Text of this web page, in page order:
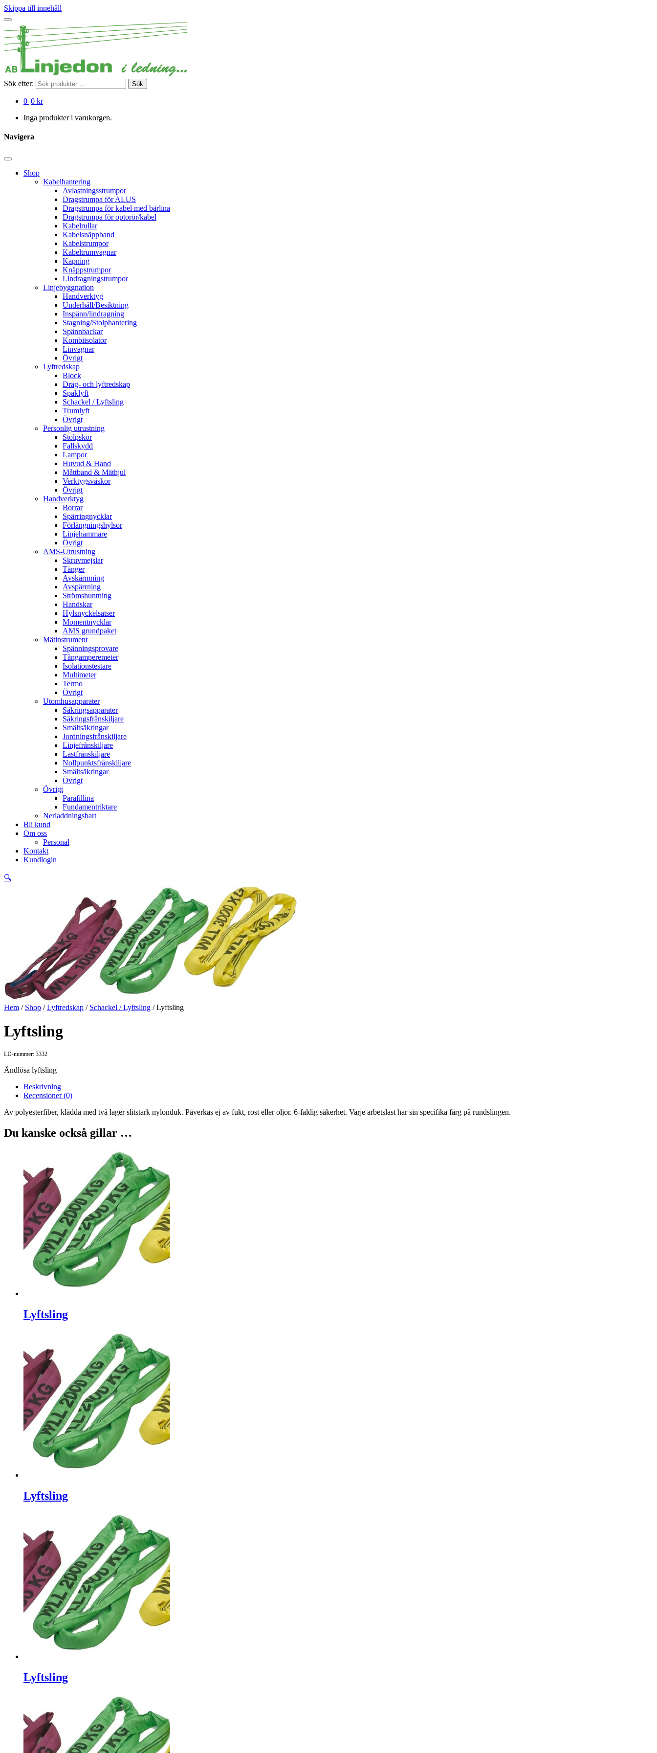
Skippa till innehåll
Sök efter: Sök
0 |0 kr
Inga produkter i varukorgen.
Navigera
Shop
Kabelhantering
Avlastningsstrumpor
Dragstrumpa för ALUS
Dragstrumpa för kabel med bärlina
Dragstrumpa för optorör/kabel
Kabelrullar
Kabelsnäppband
Kabelstrumpor
Kabeltrumvagnar
Kapning
Knäppstrumpor
Lindragningstrumpor
Linjebyggnation
Handverktyg
Underhåll/Besiktning
Inspänn/lindragning
Stagning/Stolphantering
Spännbackar
Kombiisolator
Linvagnar
Övrigt
Lyftredskap
Block
Drag- och lyftredskap
Spaklyft
Schackel / Lyftsling
Trumlyft
Övrigt
Personlig utrustning
Stolpskor
Fallskydd
Lampor
Huvud & Hand
Måttband & Mäthjul
Verktygsväskor
Övrigt
Handverktyg
Borrar
Spärringnycklar
Förlängningshylsor
Linjehammare
Övrigt
AMS-Utrustning
Skruvmejslar
Tänger
Avskärmning
Avspärrning
Strömshuntning
Handskar
Hylsnyckelsatser
Momentnycklar
AMS grundpaket
Mätinstrument
Spänningsprovare
Tångamperemeter
Isolationstestare
Multimeter
Termo
Övrigt
Utomhusapparater
Säkringsapparater
Säkringsfrånskiljare
Smältsäkringar
Jordningsfrånskiljare
Linjefrånskiljare
Lastfrånskiljare
Nollpunktsfrånskiljare
Smältsäkringar
Övrigt
Övrigt
Parafillina
Fundamentriktare
Nerladdningsbart
Bli kund
Om oss
Personal
Kontakt
Kundlogin
🔍
Hem / Shop /Lyftredskap / Schackel / Lyftsling / Lyftsling
Lyftsling
LD-nummer: 3332
Ändlösa lyftsling
Beskrivning
Recensioner (0)
Av polyesterfiber, klädda med två lager slitstark nylonduk. Påverkas ej av fukt, rost eller oljor. 6-faldig säkerhet. Varje arbetslast har sin specifika färg på rundslingen.
Du kanske också gillar …
Lyftsling
Lyftsling
Lyftsling